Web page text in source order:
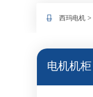
西玛电机 >
电机机柜